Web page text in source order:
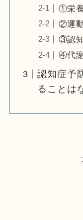
①栄
②運
③認
④代
認知症予
ることは